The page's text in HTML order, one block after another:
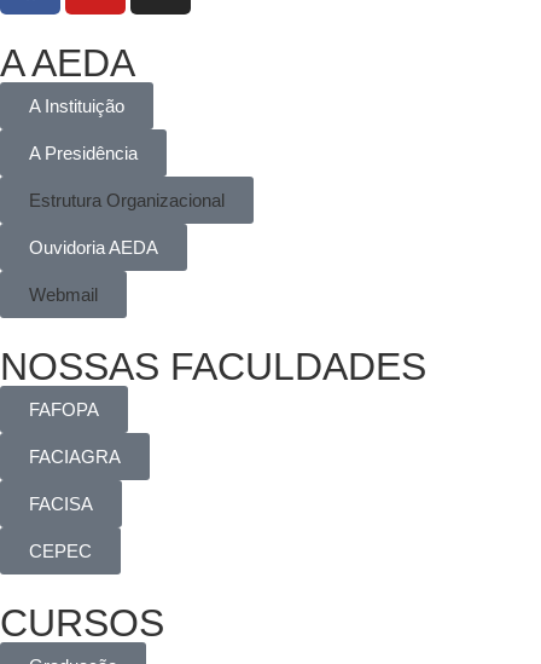
A AEDA
A Instituição
A Presidência
Estrutura Organizacional
Ouvidoria AEDA
Webmail
NOSSAS FACULDADES
FAFOPA
FACIAGRA
FACISA
CEPEC
CURSOS